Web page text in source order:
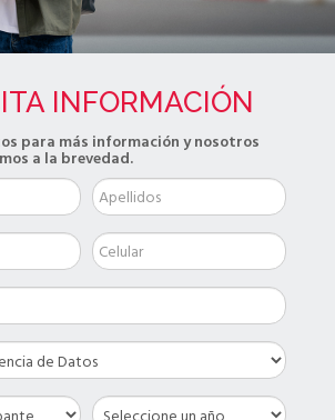
INFORMACIÓN
para más información y nosotros
a la brevedad.